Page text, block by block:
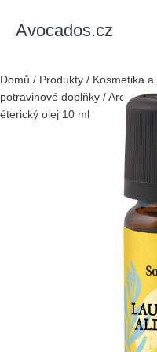
Avocados.cz
Domů / Produkty / Kosmetika
potravinové doplňky /
éterický olej 10 ml